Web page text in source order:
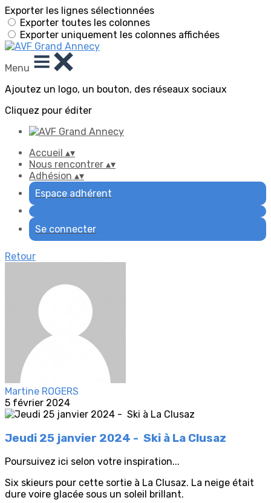
Exporter les lignes sélectionnées
Exporter toutes les colonnes
Exporter uniquement les colonnes affichées
Menu
Ajoutez un logo, un bouton, des réseaux sociaux
Cliquez pour éditer
Accueil ▴▾
Nous rencontrer ▴▾
Adhésion ▴▾
Espace adhérent
Se connecter
Retour
Martine ROGERS
5 février 2024
Jeudi 25 janvier 2024 - Ski à La Clusaz
Poursuivez ici selon votre inspiration...
Six skieurs pour cette sortie à La Clusaz. La neige était
dure voire glacée sous un soleil brillant.